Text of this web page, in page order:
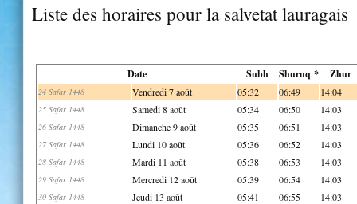
Liste des horaires pour la salvetat lauragais
Date Subh Shuruq * Zhur
24 Safar 1448 Vendredi 7 août 05:32 06:49 14:04
25 Safar 1448 Samedi 8 août 05:34 06:50 14:03
26 Safar 1448 Dimanche 9 août 05:35 06:51 14:03
27 Safar 1448 Lundi 10 août 05:36 06:52 14:03
28 Safar 1448 Mardi 11 août 05:38 06:53 14:03
29 Safar 1448 Mercredi 12 août 05:39 06:54 14:03
30 Safar 1448 Jeudi 13 août 05:41 06:55 14:03